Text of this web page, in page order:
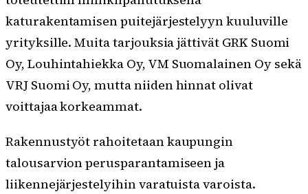
katurakentamisen puitejärjestelyyn kuuluville
yrityksille. Muita tarjouksia jättivät GRK Suomi
Oy, Louhintahiekka Oy, VM Suomalainen Oy sekä
VRJ Suomi Oy, mutta niiden hinnat olivat
voittajaa korkeammat.
Rakennustyöt rahoitetaan kaupungin
talousarvion perusparantamiseen ja
liikennejärjestelyihin varatuista varoista.